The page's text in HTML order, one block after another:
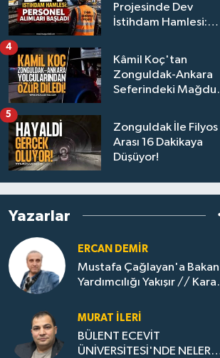
Projesinde Dev
İstihdam Hamlesi:
Kâmil Koç'tan
Zonguldak-Ankara
Seferindeki Mağdur
4
Zonguldak İle Filyos
Arası 16 Dakikaya
Düşüyor!
5
Yazarlar
ERCAN DEMIR
Mustafa Çağlayan'a Bakan
Yardımcılığı Yakışır // ​Kara
Zonguldak'ın Dönüşümü..
MURAT İLERI
BÜLENT ECEVİT
ÜNİVERSİTESİ'NDE NELER